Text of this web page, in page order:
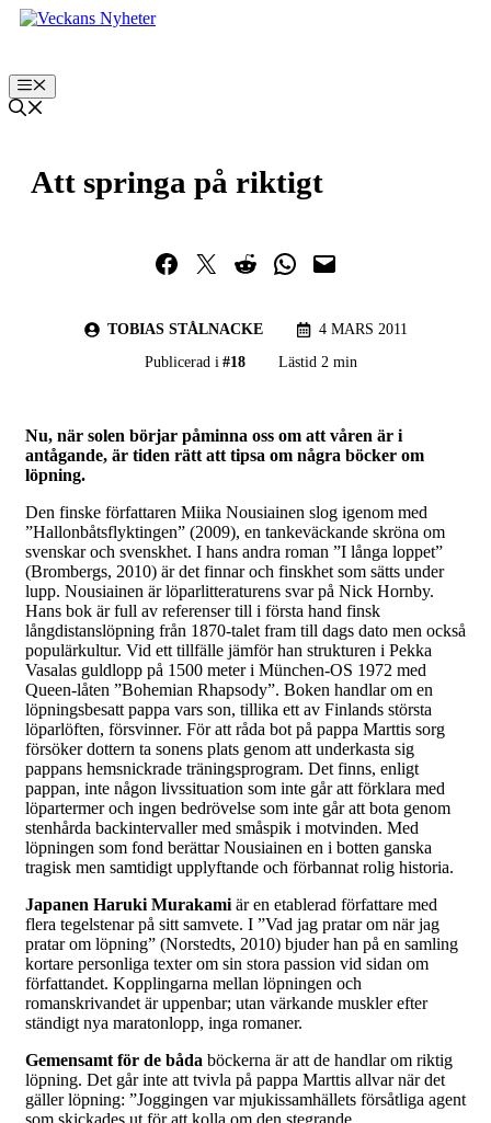
Hoppa
Meny
Att springa på riktigt
Dela på Facebook
Dela på TwitterDela på RedditDela i WhatsApp
Maila en länk
TOBIAS STÅLNACKE
4 MARS 2011
Publicerad i #18 Lästid 2 min
Nu, när solen börjar påminna oss om att våren är i
antågande, är tiden rätt att tipsa om några böcker om
löpning.
Den finske författaren Miika Nousiainen slog igenom med
”Hallonbåtsflyktingen” (2009), en tankeväckande skröna om
svenskar och svenskhet. I hans andra roman ”I långa loppet”
(Brombergs, 2010) är det finnar och finskhet som sätts under
lupp. Nousiainen är löparlitteraturens svar på Nick Hornby.
Hans bok är full av referenser till i första hand finsk
långdistanslöpning från 1870-talet fram till dags dato men också
populärkultur. Vid ett tillfälle jämför han strukturen i Pekka
Vasalas guldlopp på 1500 meter i München-OS 1972 med
Queen-låten ”Bohemian Rhapsody”. Boken handlar om en
löpningsbesatt pappa vars son, tillika ett av Finlands största
löparlöften, försvinner. För att råda bot på pappa Marttis sorg
försöker dottern ta sonens plats genom att underkasta sig
pappans hemsnickrade träningsprogram. Det finns, enligt
pappan, inte någon livssituation som inte går att förklara med
löpartermer och ingen bedrövelse som inte går att bota genom
stenhårda backintervaller med småspik i motvinden. Med
löpningen som fond berättar Nousiainen en i botten ganska
tragisk men samtidigt upplyftande och förbannat rolig historia.
Japanen Haruki Murakami är en etablerad författare med
flera tegelstenar på sitt samvete. I ”Vad jag pratar om när jag
pratar om löpning” (Norstedts, 2010) bjuder han på en samling
kortare personliga texter om sin stora passion vid sidan om
författandet. Kopplingarna mellan löpningen och
romanskrivandet är uppenbar; utan värkande muskler efter
ständigt nya maratonlopp, inga romaner.
Gemensamt för de båda böckerna är att de handlar om riktig
löpning. Det går inte att tvivla på pappa Marttis allvar när det
gäller löpning: ”Joggingen var mjukissamhällets försåtliga agent